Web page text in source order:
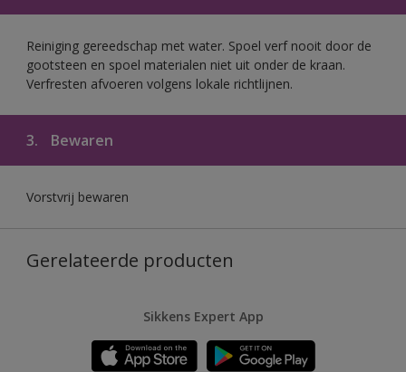
Reiniging gereedschap met water. Spoel verf nooit door de
gootsteen en spoel materialen niet uit onder de kraan.
Verfresten afvoeren volgens lokale richtlijnen.
3. Bewaren
Vorstvrij bewaren
Gerelateerde producten
Sikkens Expert App